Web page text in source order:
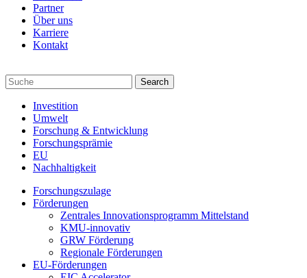
Partner
Über uns
Karriere
Kontakt
Investition
Umwelt
Forschung & Entwicklung
Forschungsprämie
EU
Nachhaltigkeit
Forschungszulage
Förderungen
Zentrales Innovationsprogramm Mittelstand
KMU-innovativ
GRW Förderung
Regionale Förderungen
EU-Förderungen